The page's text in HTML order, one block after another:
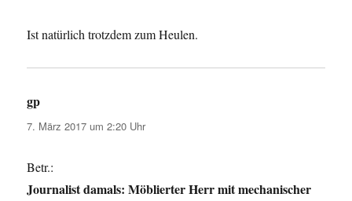
Ist natürlich trotzdem zum Heulen.
gp
7. März 2017 um 2:20 Uhr
Betr.:
Journalist damals: Möblierter Herr mit mechanischer